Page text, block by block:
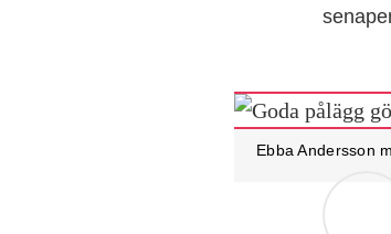
Ebba Andersson